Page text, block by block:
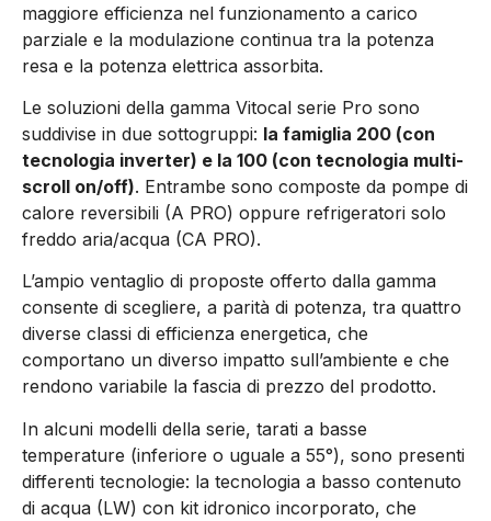
maggiore efficienza nel funzionamento a carico
parziale e la modulazione continua tra la potenza
resa e la potenza elettrica assorbita.
Le soluzioni della gamma Vitocal serie Pro sono
suddivise in due sottogruppi: la famiglia 200 (con
tecnologia inverter) e la 100 (con tecnologia multi-
scroll on/off). Entrambe sono composte da pompe di
calore reversibili (A PRO) oppure refrigeratori solo
freddo aria/acqua (CA PRO).
L’ampio ventaglio di proposte offerto dalla gamma
consente di scegliere, a parità di potenza, tra quattro
diverse classi di efficienza energetica, che
comportano un diverso impatto sull’ambiente e che
rendono variabile la fascia di prezzo del prodotto.
In alcuni modelli della serie, tarati a basse
temperature (inferiore o uguale a 55°), sono presenti
differenti tecnologie: la tecnologia a basso contenuto
di acqua (LW) con kit idronico incorporato, che